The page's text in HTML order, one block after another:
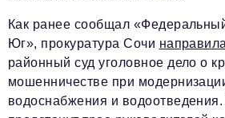
partner@business-magazine.online
Как ранее сообщал
Юг», прокуратура Сочи направила
районный суд уголовное дело о
мошенничестве при
водоснабжения и